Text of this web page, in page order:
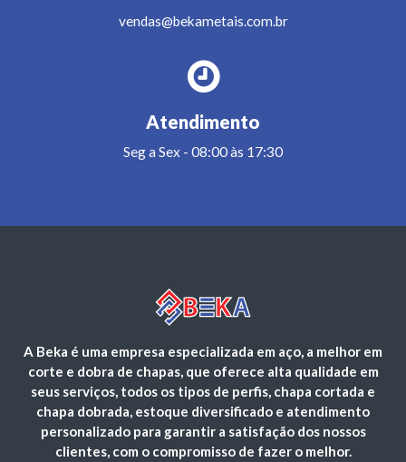
vendas@bekametais.com.br
Atendimento
Seg a Sex - 08:00 às 17:30
A Beka é uma empresa especializada em aço, a melhor em
corte e dobra de chapas, que oferece alta qualidade em
seus serviços, todos os tipos de perfis, chapa cortada e
chapa dobrada, estoque diversificado e atendimento
personalizado para garantir a satisfação dos nossos
clientes, com o compromisso de fazer o melhor.